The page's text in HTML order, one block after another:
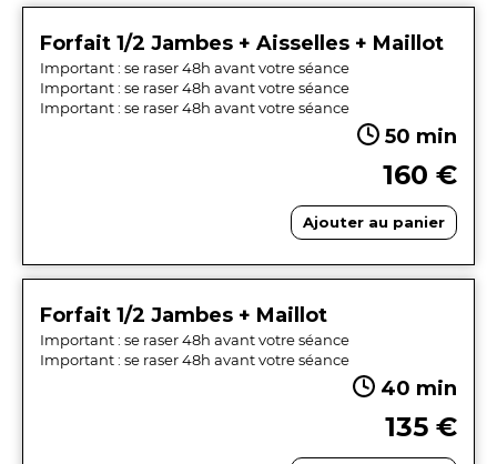
Forfait 1/2 Jambes + Aisselles + Maillot
Important : se raser 48h avant votre séance
Important : se raser 48h avant votre séance
Important : se raser 48h avant votre séance
50 min
160 €
Ajouter au panier
Forfait 1/2 Jambes + Maillot
Important : se raser 48h avant votre séance
Important : se raser 48h avant votre séance
40 min
135 €